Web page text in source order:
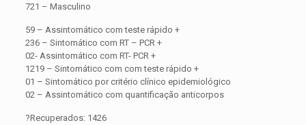
721 – Masculino
59 – Assintomático com teste rápido +
236 – Sintomático com RT – PCR +
02- Assintomático com RT- PCR +
1219 – Sintomático com com teste rápido +
01 – Sintomático por critério clínico epidemiológico
02 – Assintomático com quantificação anticorpos
?Recuperados: 1426